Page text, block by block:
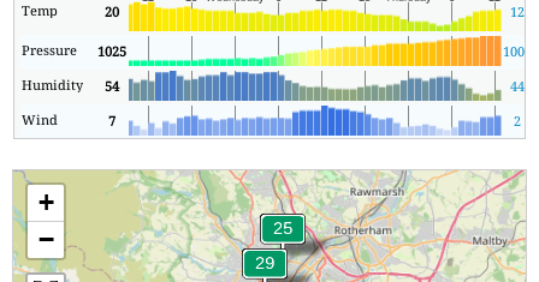
Temp 20 12
Pressure 1025 1009
Humidity
54
44
Wind
7 2
+
−